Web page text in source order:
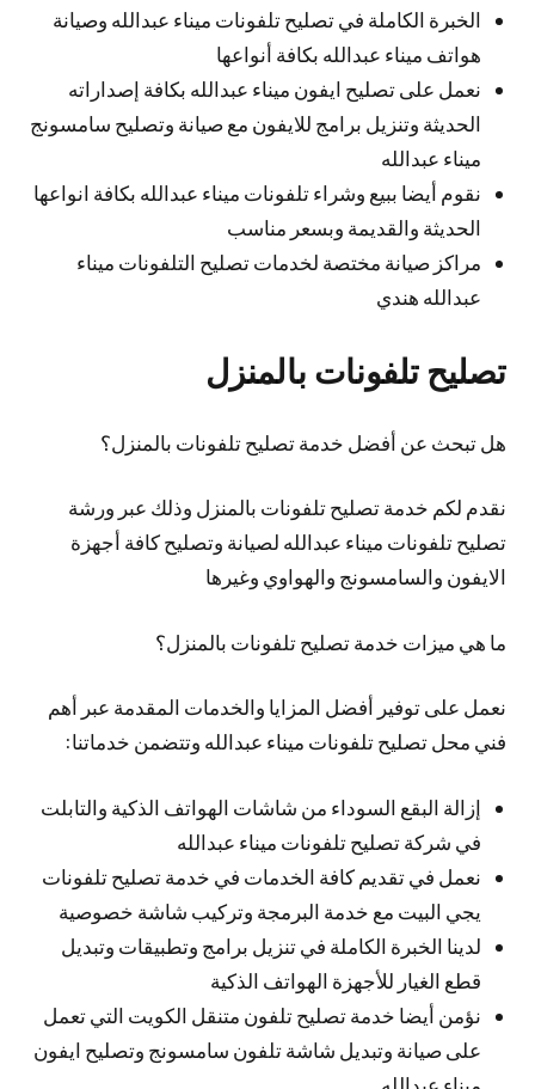
الخبرة الكاملة في تصليح تلفونات ميناء عبدالله وصيانة
هواتف ميناء عبدالله بكافة أنواعها
نعمل على تصليح ايفون ميناء عبدالله بكافة إصداراته
الحديثة وتنزيل برامج للايفون مع صيانة وتصليح سامسونج
ميناء عبدالله
نقوم أيضا ببيع وشراء تلفونات ميناء عبدالله بكافة انواعها
الحديثة والقديمة وبسعر مناسب
مراكز صيانة مختصة لخدمات تصليح التلفونات ميناء
عبدالله هندي
تصليح تلفونات بالمنزل
هل تبحث عن أفضل خدمة تصليح تلفونات بالمنزل؟
نقدم لكم خدمة تصليح تلفونات بالمنزل وذلك عبر ورشة
تصليح تلفونات ميناء عبدالله لصيانة وتصليح كافة أجهزة
الايفون والسامسونج والهواوي وغيرها
ما هي ميزات خدمة تصليح تلفونات بالمنزل؟
نعمل على توفير أفضل المزايا والخدمات المقدمة عبر أهم
فني محل تصليح تلفونات ميناء عبدالله وتتضمن خدماتنا:
إزالة البقع السوداء من شاشات الهواتف الذكية والتابلت
في شركة تصليح تلفونات ميناء عبدالله
نعمل في تقديم كافة الخدمات في خدمة تصليح تلفونات
يجي البيت مع خدمة البرمجة وتركيب شاشة خصوصية
لدينا الخبرة الكاملة في تنزيل برامج وتطبيقات وتبديل
قطع الغيار للأجهزة الهواتف الذكية
نؤمن أيضا خدمة تصليح تلفون متنقل الكويت التي تعمل
على صيانة وتبديل شاشة تلفون سامسونج وتصليح ايفون
ميناء عبدالله